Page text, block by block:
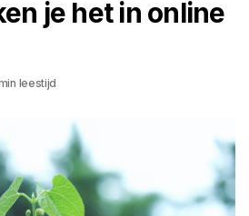
je het in online
leestijd